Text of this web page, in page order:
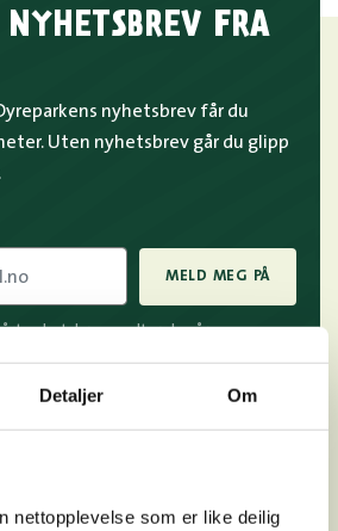
Detaljer Om
nettopplevelse som er like deilig
FRA
nyhetsbrev får du
Uten nyhetsbrev går du glipp
MELD MEG PÅ
nyhetsbrev godtar du våre
medier!